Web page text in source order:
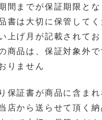
間までが保証期限と
書は大切に保管して
上げ月が記載されて
商品は、保証対象外
りません
保証書が商品に含ま
店から送らせて頂く